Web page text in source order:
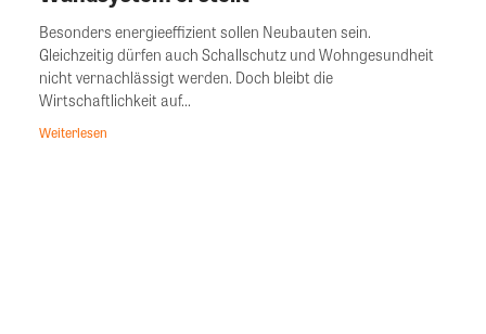
Besonders energieeffizient sollen Neubauten sein.
Gleichzeitig dürfen auch Schallschutz und Wohngesundheit
nicht vernachlässigt werden. Doch bleibt die
Wirtschaftlichkeit auf...
Weiterlesen